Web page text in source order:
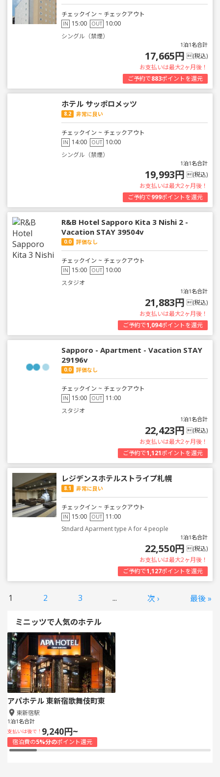
チェックイン ~ チェックアウト
IN 15:00 OUT 10:00
シングル（禁煙）
1泊1名合計
17,665円 (税込)
お支払いは最大2ヶ月後！
ご予約で883ポイントを還元
ホテル サッポロメッツ
8.2 非常に良い
チェックイン ~ チェックアウト
IN 14:00 OUT 10:00
シングル（禁煙）
1泊1名合計
19,993円 (税込)
お支払いは最大2ヶ月後！
ご予約で999ポイントを還元
R&B Hotel Sapporo Kita 3 Nishi 2 -
Vacation STAY 39504v
0.0 評価なし
チェックイン ~ チェックアウト
IN 15:00 OUT 10:00
スタジオ
1泊1名合計
21,883円 (税込)
お支払いは最大2ヶ月後！
ご予約で1,094ポイントを還元
Sapporo - Apartment - Vacation STAY
29196v
0.0 評価なし
チェックイン ~ チェックアウト
IN 15:00 OUT 11:00
スタジオ
1泊1名合計
22,423円 (税込)
お支払いは最大2ヶ月後！
ご予約で1,121ポイントを還元
レジデンスホテルストライプ札幌
8.1 非常に良い
チェックイン ~ チェックアウト
IN 15:00 OUT 11:00
Stndard Aparment type A for 4 people
1泊1名合計
22,550円 (税込)
お支払いは最大2ヶ月後！
ご予約で1,127ポイントを還元
1 2 3 ... 次 › 最後 »
ミニッツで人気のホテル
アパホテル 東新宿歌舞伎町東
東新宿駅
1泊1名合計
支払いは後で！ 9,240円~
宿泊費の5%分のポイント還元